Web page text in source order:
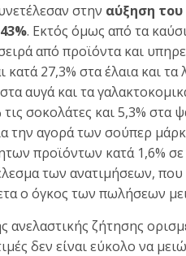
στην αύξηση
. Εκτός όμως από τα
από προϊόντα και
27,3% στα έλαια και τα
αυγά και τα
σοκολάτες και 5,3% στα
την αγορά των σούπερ
προϊόντων κατά 1,6%
των ανατιμήσεων, που
ο όγκος των πωλήσεων
ανελαστικής ζήτησης
δεν είναι εύκολο να